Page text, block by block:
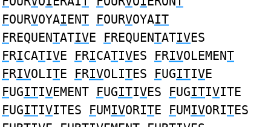
FOURVOYAIENT FOURVOYAIT
FREQUENTATIVE FREQUENTATIVES
FRICATIVE FRICATIVES FRIVOLEMENT
FRIVOLITE FRIVOLITES FUGITIVE
FUGITIVEMENT FUGITIVES FUGITIVITE
FUGITIVITES FUMIVORITE FUMIVORITES